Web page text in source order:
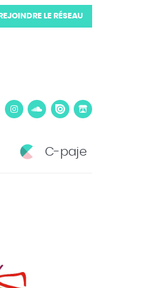
REJOINDRE LE RÉSEAU
C-paje